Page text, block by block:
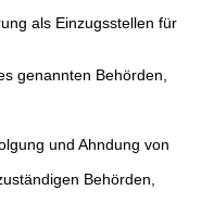
als Einzugsstellen für
genannten Behörden,
und Ahndung von
Behörden,